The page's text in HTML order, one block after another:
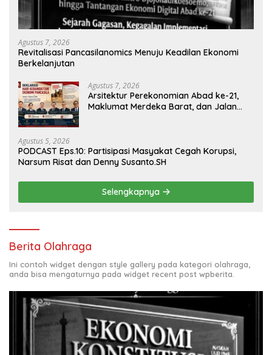
Agustus 7, 2026
Revitalisasi Pancasilanomics Menuju Keadilan Ekonomi
Berkelanjutan
Agustus 7, 2026
Arsitektur Perekonomian Abad ke-21,
Maklumat Merdeka Barat, dan Jalan
Agustus 5, 2026
PODCAST Eps.10: Partisipasi Masyakat Cegah Korupsi,
Narsum Risat dan Denny Susanto.SH
Selengkapnya
Berita Olahraga
Ini contoh widget dengan style gallery pada kategori olahraga,
anda bisa mengaturnya pada widget recent post wpberita.